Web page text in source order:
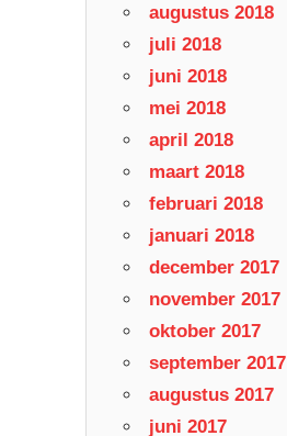
augustus 2018
juli 2018
juni 2018
mei 2018
april 2018
maart 2018
februari 2018
januari 2018
december 2017
november 2017
oktober 2017
september 2017
augustus 2017
juni 2017